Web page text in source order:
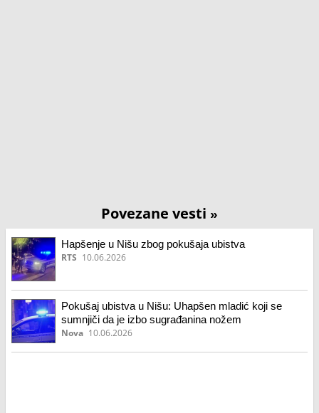
Povezane vesti »
Hapšenje u Nišu zbog pokušaja ubistva
RTS 10.06.2026
Pokušaj ubistva u Nišu: Uhapšen mladić koji se
sumnjiči da je izbo sugrađanina nožem
Nova 10.06.2026